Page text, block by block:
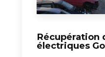
Récupération
électriques